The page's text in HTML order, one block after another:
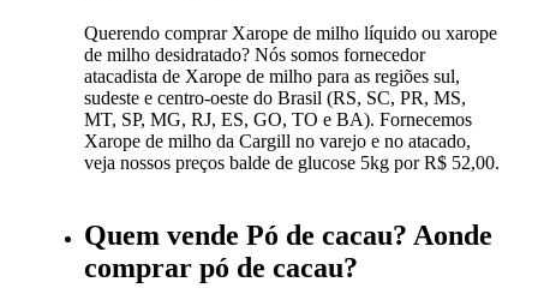
Querendo comprar Xarope de milho líquido ou xarope
de milho desidratado? Nós somos fornecedor
atacadista de Xarope de milho para as regiões sul,
sudeste e centro-oeste do Brasil (RS, SC, PR, MS,
MT, SP, MG, RJ, ES, GO, TO e BA). Fornecemos
Xarope de milho da Cargill no varejo e no atacado,
veja nossos preços balde de glucose 5kg por R$ 52,00.
Quem vende Pó de cacau? Aonde
comprar pó de cacau?